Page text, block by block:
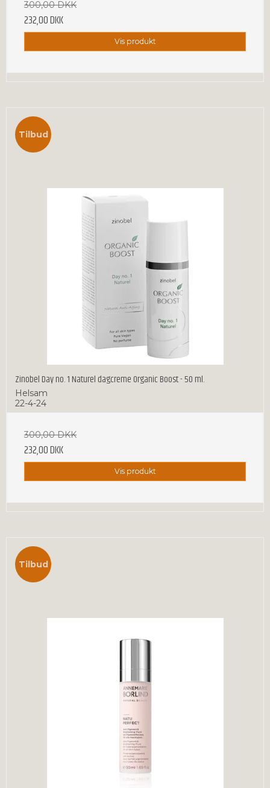
300,00 DKK
232,00 DKK
Vis produkt
Tilbud
Zinobel Day no. 1 Naturel dagcreme Organic Boost - 50 ml.
Helsam
22-4-24
300,00 DKK
232,00 DKK
Vis produkt
Tilbud